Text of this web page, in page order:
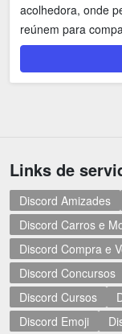
acolhedora, onde
reúnem para
Links de
Discord Amizades
Discord Carros e
Discord Compra e
Discord Concursos
Discord Cursos
Discord Emoji